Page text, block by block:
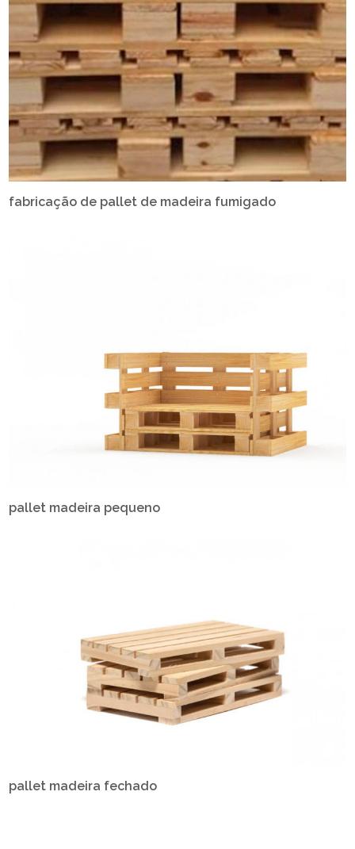
fabricação de pallet de madeira fumigado
pallet madeira pequeno
pallet madeira fechado